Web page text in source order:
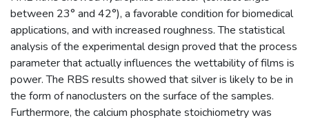
between 23° and 42°), a favorable condition for biomedical
applications, and with increased roughness. The statistical
analysis of the experimental design proved that the process
parameter that actually influences the wettability of films is
power. The RBS results showed that silver is likely to be in
the form of nanoclusters on the surface of the samples.
Furthermore, the calcium phosphate stoichiometry was